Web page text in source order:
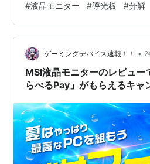
ディスプレイのバックライトって
べてみると、導光板というもの
れた光を面発光させているとい
た。 ただ、普通にアクリルパネ
行っても、ここまでの光量を得
た。 と…
#液晶モニター #導光板 #分解
ゲーミングデバイス速報！！ • 2
MSI液晶モニターのレビュ
らべるPay」がもらえるキャ